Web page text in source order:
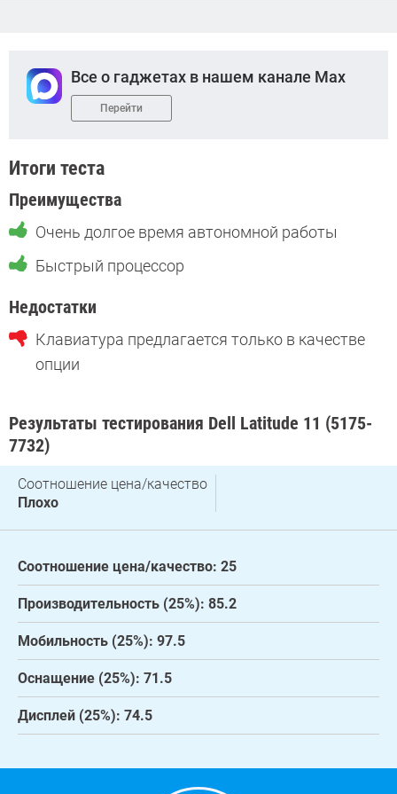
Все о гаджетах в нашем канале Max
Перейти
Итоги теста
Преимущества
Очень долгое время автономной работы
Быстрый процессор
Недостатки
Клавиатура предлагается только в качестве
опции
Результаты тестирования Dell Latitude 11 (5175-
7732)
Соотношение цена/качество
Плохо
Соотношение цена/качество: 25
Производительность (25%): 85.2
Мобильность (25%): 97.5
Оснащение (25%): 71.5
Дисплей (25%): 74.5